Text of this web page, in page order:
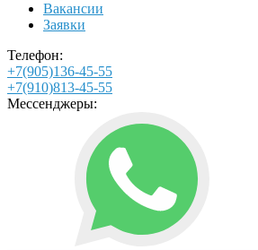
Вакансии
Заявки
Телефон:
+7(905)136-45-55
+7(910)813-45-55
Мессенджеры: